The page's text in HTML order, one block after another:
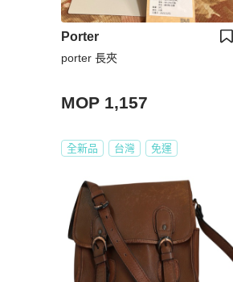
Porter
porter 長夾
MOP 1,157
全新品 台灣 免運